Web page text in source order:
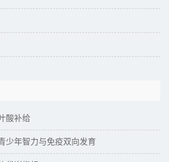
酸补给
少年智力与免疫双向发育